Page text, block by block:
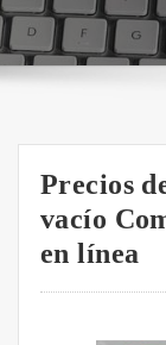
Precios
vacío
en línea